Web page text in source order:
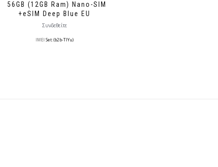
256GB (12GB Ram) Nano-SIM
+eSIM Deep Blue EU
Συνδεθείτε
IMEI Set: (b2b-TlYu)